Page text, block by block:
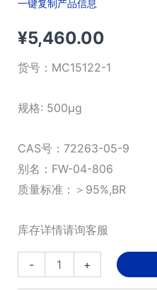
一键复制产品信息
¥5,460.00
货号： MC15122-1
规格: 500μg
CAS号：72263-05-9
别名：FW-04-806
质量标准：＞95%,BR
库存详情请询客服
-
Conglobatin
数
+